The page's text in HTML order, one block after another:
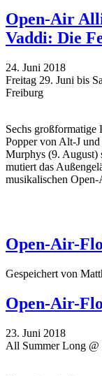
Open-Air
Vaddi: Die
24. Juni 2018
Freitag 29. Juni bis
Freiburg
Sechs
Popper von Alt-J
Murphys (9. August)
mutiert das
musikalischen
Open-Air-
Gespeichert von
Open-Air-
23. Juni 2018
All Summer Long @